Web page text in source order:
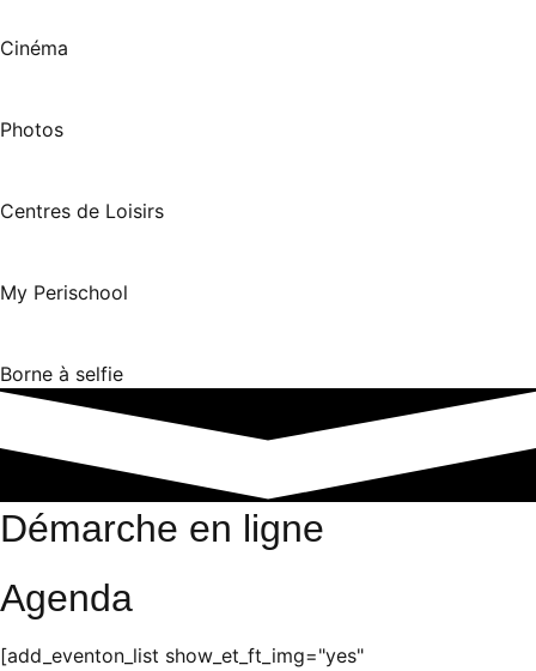
Cinéma
Photos
Centres de Loisirs
My Perischool
Borne à selfie
Démarche en ligne
Agenda
[add_eventon_list show_et_ft_img="yes"